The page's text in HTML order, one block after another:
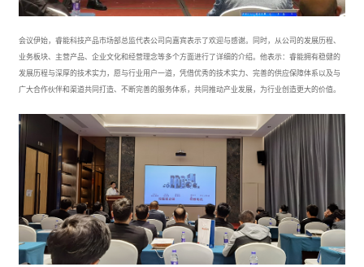
会议伊始，睿能科技产品市场部总监代表公司向嘉宾表示了欢迎与感谢。同时，从公司的发展历程、
业务板块、主营产品、企业文化和经营理念等多个方面进行了详细的介绍。他表示：睿能拥有稳健的
发展历程与深厚的技术实力，愿与行业用户一道，凭借优秀的技术实力、完善的供应保障体系以及与
广大合作伙伴和渠道共同打造、不断完善的服务体系，共同推动产业发展，为行业创造更大的价值。